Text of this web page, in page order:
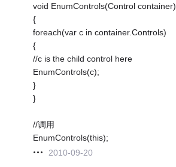
void EnumControls(Control container)
{
foreach(var c in container.Controls)
{
//c is the child control here
EnumControls(c);
}
}
//调用
EnumControls(this);
2010-09-20